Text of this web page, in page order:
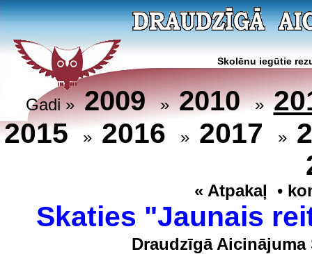
Skolēnu iegūtie
Gadi »2009»2010»
2015 » 2016 » 2017 »
« Atpakaļ •
Skaties "Jaunais
Draudzīgā